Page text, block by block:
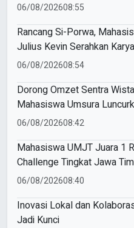
06/08/202608:55
Rancang Si-Porwa,
Julius Kevin Serahkan
Surabaya
06/08/202608:54
Dorong Omzet Sentra
Mahasiswa Umsura
06/08/202608:42
Mahasiswa UMJT Juara 1
Challenge Tingkat Jawa
06/08/202608:40
Inovasi Lokal dan
Jadi Kunci